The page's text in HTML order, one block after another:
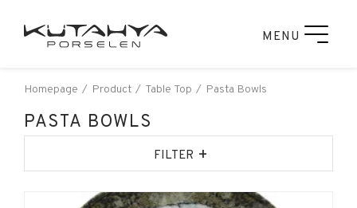
MENU
Homepage Product Table Top Pasta Bowls
PASTA BOWLS
FILTER +